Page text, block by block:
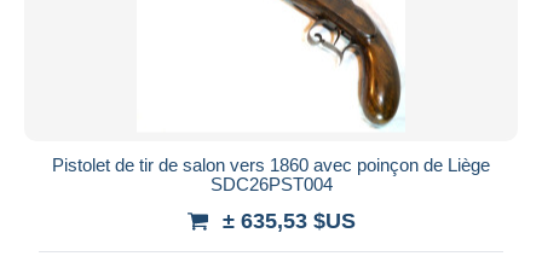
Pistolet de tir de salon vers 1860 avec poinçon de Liège
SDC26PST004
± 635,53 $US